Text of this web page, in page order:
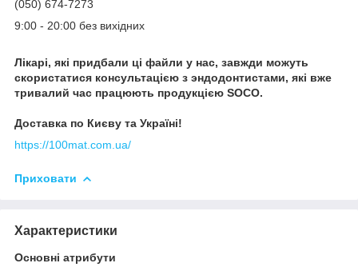
(050) 674-7273
9:00 - 20:00 без вихідних
Лікарі, які придбали ці файли у нас, завжди можуть
скористатися консультацією з эндодонтистами, які вже
тривалий час працюють продукцією SOCO.
Доставка по Києву та Україні!
https://100mat.com.ua/
Приховати
Характеристики
Основні атрибути